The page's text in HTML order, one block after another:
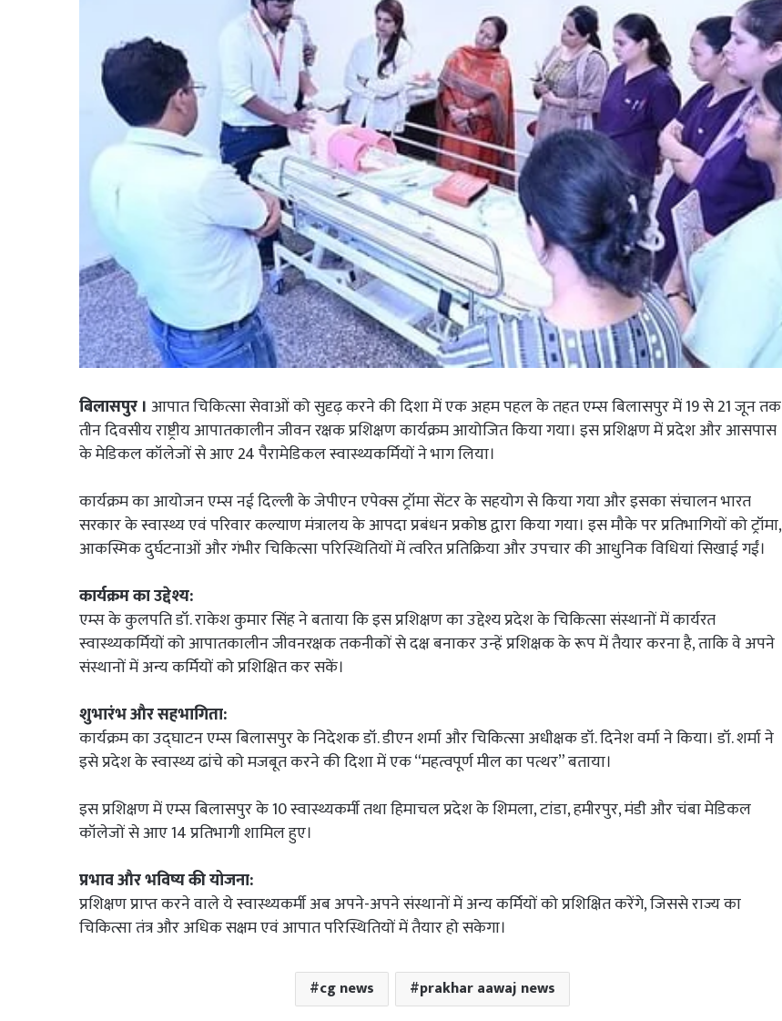
बिलासपुर । आपात चिकित्सा सेवाओं को सुदृढ़ करने की दिशा में एक अहम पहल के तहत एम्स बिलासपुर में 19 से 21 जून तक
तीन दिवसीय राष्ट्रीय आपातकालीन जीवन रक्षक प्रशिक्षण कार्यक्रम आयोजित किया गया। इस प्रशिक्षण में प्रदेश और आसपास
के मेडिकल कॉलेजों से आए 24 पैरामेडिकल स्वास्थ्यकर्मियों ने भाग लिया।
कार्यक्रम का आयोजन एम्स नई दिल्ली के जेपीएन एपेक्स ट्रॉमा सेंटर के सहयोग से किया गया और इसका संचालन भारत
सरकार के स्वास्थ्य एवं परिवार कल्याण मंत्रालय के आपदा प्रबंधन प्रकोष्ठ द्वारा किया गया। इस मौके पर प्रतिभागियों को ट्रॉमा,
आकस्मिक दुर्घटनाओं और गंभीर चिकित्सा परिस्थितियों में त्वरित प्रतिक्रिया और उपचार की आधुनिक विधियां सिखाई गईं।
कार्यक्रम का उद्देश्य:
एम्स के कुलपति डॉ. राकेश कुमार सिंह ने बताया कि इस प्रशिक्षण का उद्देश्य प्रदेश के चिकित्सा संस्थानों में कार्यरत
स्वास्थ्यकर्मियों को आपातकालीन जीवनरक्षक तकनीकों से दक्ष बनाकर उन्हें प्रशिक्षक के रूप में तैयार करना है, ताकि वे अपने
संस्थानों में अन्य कर्मियों को प्रशिक्षित कर सकें।
शुभारंभ और सहभागिता:
कार्यक्रम का उद्घाटन एम्स बिलासपुर के निदेशक डॉ. डीएन शर्मा और चिकित्सा अधीक्षक डॉ. दिनेश वर्मा ने किया। डॉ. शर्मा ने
इसे प्रदेश के स्वास्थ्य ढांचे को मजबूत करने की दिशा में एक “महत्वपूर्ण मील का पत्थर” बताया।
इस प्रशिक्षण में एम्स बिलासपुर के 10 स्वास्थ्यकर्मी तथा हिमाचल प्रदेश के शिमला, टांडा, हमीरपुर, मंडी और चंबा मेडिकल
कॉलेजों से आए 14 प्रतिभागी शामिल हुए।
प्रभाव और भविष्य की योजना:
प्रशिक्षण प्राप्त करने वाले ये स्वास्थ्यकर्मी अब अपने-अपने संस्थानों में अन्य कर्मियों को प्रशिक्षित करेंगे, जिससे राज्य का
चिकित्सा तंत्र और अधिक सक्षम एवं आपात परिस्थितियों में तैयार हो सकेगा।
cg news prakhar aawaj news